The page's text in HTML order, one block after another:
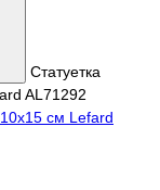
Статуетка
AL71292